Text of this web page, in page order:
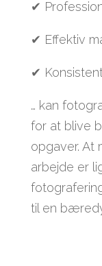
✔
✔ Effektiv
✔
… kan
for at blive
opgaver. At
arbejde er
til en